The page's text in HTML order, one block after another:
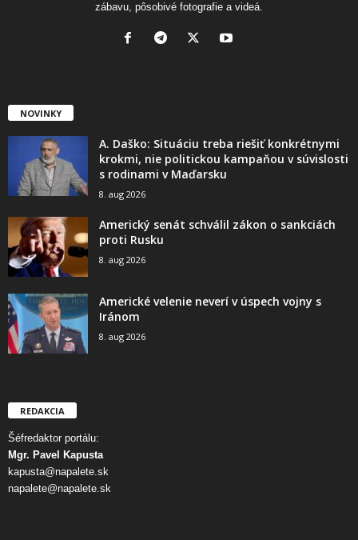
zábavu, pôsobivé fotografie a videá.
NOVINKY
A. Daško: Situáciu treba riešiť konkrétnymi
krokmi, nie politickou kampaňou v súvislosti
s rodinami v Maďarsku
8. aug 2026
Americký senát schválil zákon o sankciách
proti Rusku
8. aug 2026
Americké velenie neverí v úspech vojny s
Iránom
8. aug 2026
REDAKCIA
Šéfredaktor portálu:
Mgr. Pavel Kapusta
kapusta@napalete.sk
napalete@napalete.sk